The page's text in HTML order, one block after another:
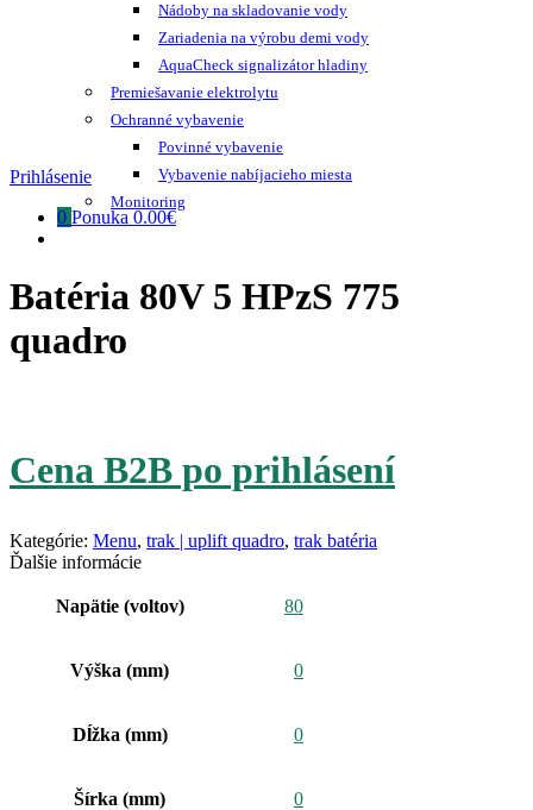
Nádoby na skladovanie vody
Zariadenia na výrobu demi vody
AquaCheck signalizátor hladiny
Premiešavanie elektrolytu
Ochranné vybavenie
Povinné vybavenie
Vybavenie nabíjacieho miesta
Monitoring
Prihlásenie
0 Ponuka 0.00€
Batéria 80V 5 HPzS 775
quadro
Cena B2B po prihlásení
Kategórie: Menu, trak | uplift quadro, trak batéria
Ďalšie informácie
Napätie (voltov) 80
Výška (mm) 0
Dĺžka (mm) 0
Šírka (mm) 0